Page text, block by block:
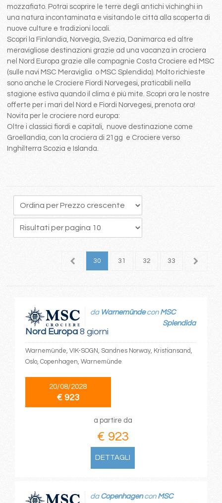
mozzafiato. Potrai scoprire le terre degli antichi vichinghi in
una natura incontaminata e visitando le città alla scoperta di
nuove culture e tradizioni locali.
Scopri la Finlandia, Norvegia, Svezia, Danimarca ed altre
meravigliose destinazioni grazie ad una vacanza in crociera
nel Nord Europa grazie alle compagnie Costa Crociere ed MSC
(sulle navi MSC Meraviglia o MSC Splendida). Molto richieste
sono anche le Crociere Fiordi Norvegesi, praticabili nella
stagione estiva quando il clima è più mite. Scopri ora le nostre
offerte per i mari del Nord e Fiordi Norvegesi, prenota ora!
Novita per le crociere nord europa:
Oltre i classici fiordi e capitali, nuove destinazione come
Groellandia, con la crociera di 21gg e Crociere verso
Inghilterra Scozia e Islanda.
29 30 31 32 33 34
Nord Europa8 giorni
da Warnemündecon MSC
Splendida
Warnemünde, VIK-SOGN, Sandnes Norway, Kristiansand,
Oslo, Copenhagen, Warnemünde
20/08/2028
€ 923
a partire da
€ 923
DETTAGLI
da Copenhagencon MSC